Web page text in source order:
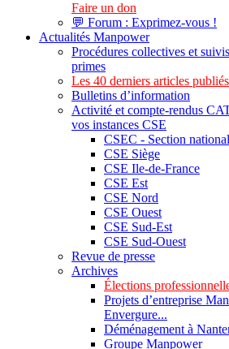
Faire un don
💬 Forum : Exprimez-vous !
Actualités Manpower
Procédures collectives et
primes
Les 40 derniers articles publiés
Bulletins d’information
Activité et compte-rendus
vos instances CSE
CSEC - Section
CSE Siège
CSE Ile-de-France
CSE Est
CSE Nord
CSE Ouest
CSE Sud-Est
CSE Sud-Ouest
Revue de presse
Archives
Élections
Projets d’entreprise
Envergure...
Déménagement à
Groupe Manpower